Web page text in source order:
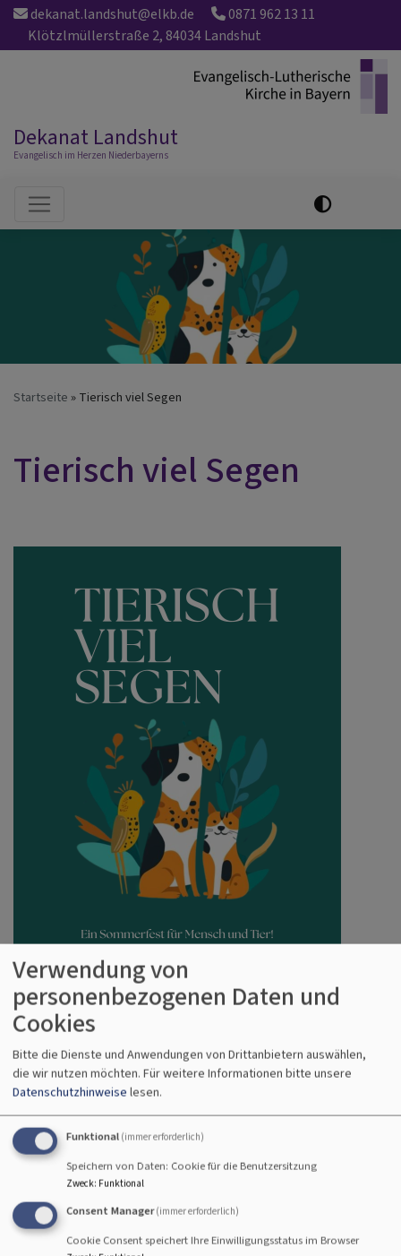
Direkt
Inhalt
dekanat.landshut@elkb.de
0871 962 13 11
Klötzlmüllerstraße 2, 84034 Landshut
Dekanat Landshut
Evangelisch im Herzen Niederbayerns
Hauptnavigation
Startseite Tierisch viel Segen
Tierisch viel Segen
BildrechteDB Landshut
12.07.2026, von 11-15 Uhr
im Haus der Begegnung in Atldorf, Bernsteinstr. 72
Individuelle Segnungen für dich und dein Tier
Verwendung von
personenbezogenen Daten und
Cookies
Bitte die Dienste und Anwendungen von Drittanbietern auswählen,
die wir nutzen möchten. Für weitere Informationen bitte unsere
Datenschutzhinweise lesen.
Funktional (immer erforderlich)
Speichern von Daten: Cookie für die Benutzersitzung
Zweck: Funktional
Consent Manager (immer erforderlich)
Cookie Consent speichert Ihre Einwilligungsstatus im Browser